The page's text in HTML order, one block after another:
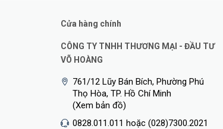
Cửa hàng chính
CÔNG TY TNHH THƯƠNG MẠI - ĐẦU TƯ
VÕ HOÀNG
761/12 Lũy Bán Bích, Phường Phú
Thọ Hòa, TP. Hồ Chí Minh
(Xem bản đồ)
0828.011.011 hoặc (028)7300.2021